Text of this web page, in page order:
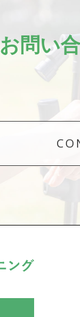
お問い